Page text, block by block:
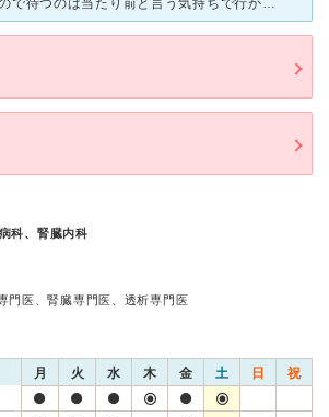
とても人気の病院なので待つのは当たり前と言う気持ちで行かないと、まだなのかな？と焦らります。番号札を取り順番に診察です。先生がとても優しく親切ですぐに本やパソコンでもっと詳しく調べてわかりやすく説明し
科、腎臓内科
門医、腎臓専門医、透析専門医
月 火 水 木 金 土 日 祝